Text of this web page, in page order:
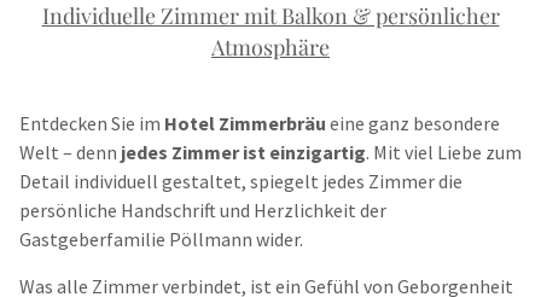
Individuelle Zimmer mit Balkon & persönlicher
Atmosphäre
Entdecken Sie im Hotel Zimmerbräu eine ganz besondere
Welt – denn jedes Zimmer ist einzigartig. Mit viel Liebe zum
Detail individuell gestaltet, spiegelt jedes Zimmer die
persönliche Handschrift und Herzlichkeit der
Gastgeberfamilie Pöllmann wider.
Was alle Zimmer verbindet, ist ein Gefühl von Geborgenheit